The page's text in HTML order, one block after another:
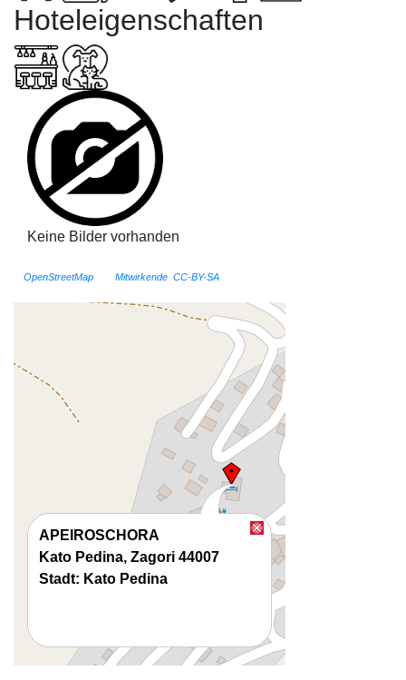
Hoteleigenschaften
Keine Bilder vorhanden
OpenStreetMap Mitwirkende CC-BY-SA
APEIROSCHORA
Kato Pedina, Zagori 44007
Stadt: Kato Pedina